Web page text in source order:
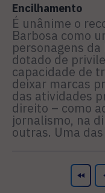
Encilhamento
É unânime o
Barbosa como
personagens
dotado de
capacidade de
deixar marcas
das atividades
direito – como
jornalismo, na
outras. Uma das